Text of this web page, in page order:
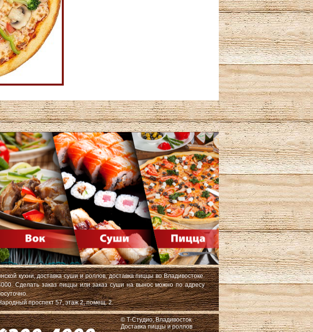
кухни, доставка суши и роллов, доставка пиццы во Владивостоке.
Сделать заказ пиццы или заказ суши на вынос можно по адресу
проспект 57, этаж 2, помещ. 2.
© Т-Студио, Владивосток
Доставка пиццы и роллов